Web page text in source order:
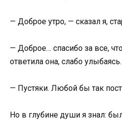
— Доброе утро, — сказал я,
— Доброе… спасибо за все,
ответила она, слабо улыбаясь.
— Пустяки. Любой бы так
Но в глубине души я знал: